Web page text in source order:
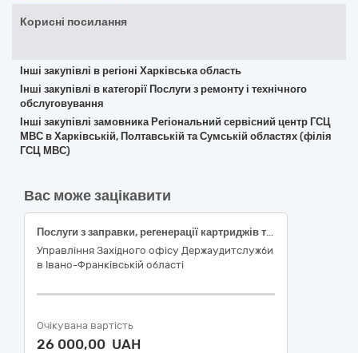
Корисні посилання
Інші закупівлі в регіоні Харківська область
Інші закупівлі в категорії Послуги з ремонту і технічного
обслуговування
Інші закупівлі замовника Регіональний сервісний центр ГСЦ
МВС в Харківській, Полтавській та Сумській областях (філія
ГСЦ МВС)
Вас може зацікавити
Послуги з заправки, регенерації картриджів та ремонту офісної техніки
Управління Західного офісу Держаудитслужби
в Івано-Франківській області
Очікувана вартість
26 000,00 UAH